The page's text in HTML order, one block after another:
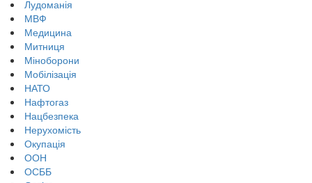
Лудоманія
МВФ
Медицина
Митниця
Міноборони
Мобілізація
НАТО
Нафтогаз
Нацбезпека
Нерухомість
Окупація
ООН
ОСББ